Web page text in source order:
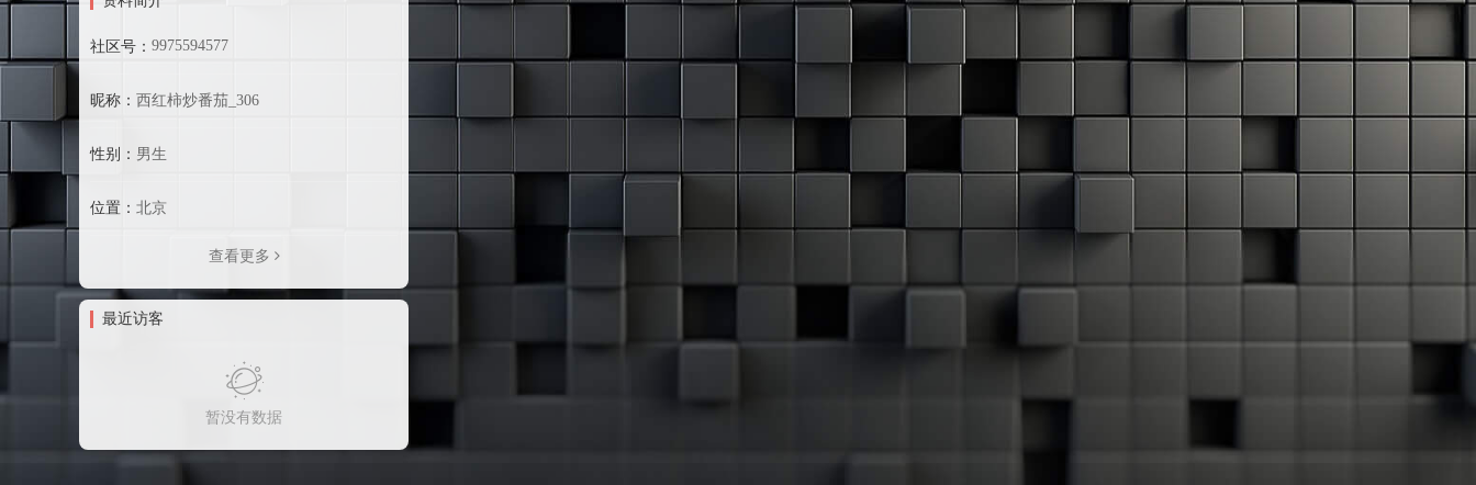
社区号： 9975594577
昵称： 西红柿炒番茄_306
性别： 男生
位置： 北京
查看更多
最近访客
暂没有数据